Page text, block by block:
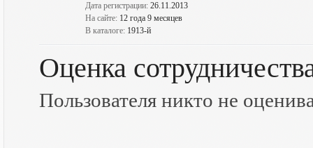
Дата регистрации: 26.11.2013
На сайте: 12 года 9 месяцев
В каталоге: 1913-й
Оценка
Пользователя никто не